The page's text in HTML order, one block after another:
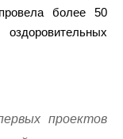
более 50
проектов